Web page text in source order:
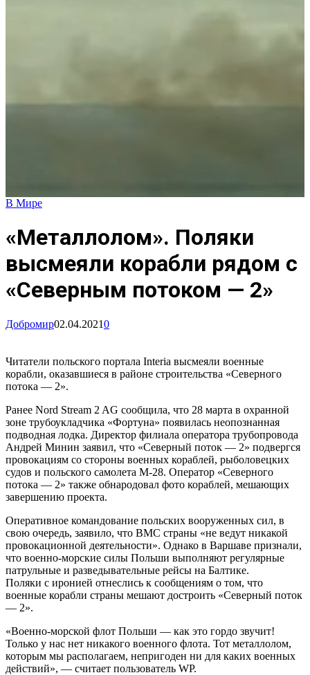
В Мире
«Металлолом». Поляки
высмеяли корабли рядом с
«Северным потоком — 2»
Добромир02.04.20210
Читатели польского портала Interia высмеяли военные
корабли, оказавшиеся в районе строительства «Северного
потока — 2».
Ранее Nord Stream 2 AG сообщила, что 28 марта в охранной
зоне трубоукладчика «Фортуна» появилась неопознанная
подводная лодка. Директор филиала оператора трубопровода
Андрей Минин заявил, что «Северный поток — 2» подвергся
провокациям со стороны военных кораблей, рыболовецких
судов и польского самолета М-28. Оператор «Северного
потока — 2» также обнародовал фото кораблей, мешающих
завершению проекта.
Оперативное командование польских вооруженных сил, в
свою очередь, заявило, что ВМС страны «не ведут никакой
провокационной деятельности». Однако в Варшаве признали,
что военно-морские силы Польши выполняют регулярные
патрульные и разведывательные рейсы на Балтике.
Поляки с иронией отнеслись к сообщениям о том, что
военные корабли страны мешают достроить «Северный поток
— 2».
«Военно-морской флот Польши — как это гордо звучит!
Только у нас нет никакого военного флота. Тот металлолом,
которым мы располагаем, непригоден ни для каких военных
действий», — считает пользователь WP.